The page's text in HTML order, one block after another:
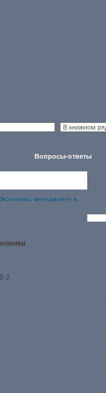
Вопросы-ответы
Экономика, менеджмент и
2